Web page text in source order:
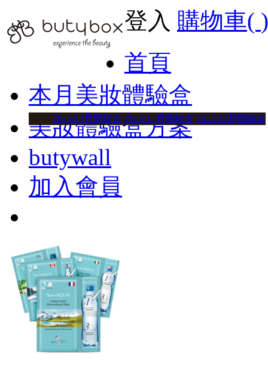
登入 購物車( )
首頁
本月美妝體驗盒
2025/12月體驗盒 2025/11月體驗盒 2025/10月體驗盒
美妝體驗盒方案
butywall
加入會員